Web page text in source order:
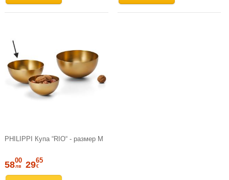
PHILIPPI Купа “RIO“ - размер M
5800
лв 2965
€